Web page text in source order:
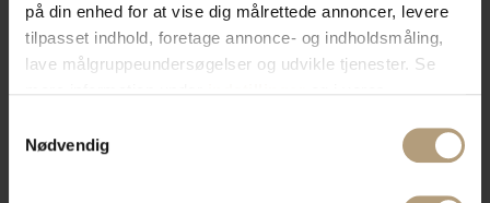
på din enhed for at vise dig målrettede annoncer, levere
tilpasset indhold, foretage annonce- og indholdsmåling,
lave målgruppeundersøgelser og udvikle tjenester. Se
tilbage eller ændre indstillinger fra vores
"Cookiedeklaration", eller ved at trykke på "Privacy
Nødvendig